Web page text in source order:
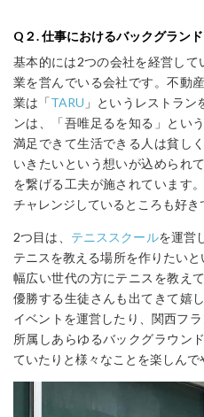
Q ２.仕事におけるバックグラン
基本的には2つの会社を経営して
業を営んでいる会社です。不動
業は「TARU 」というレストラン
ンは、「吾唯足るを知る」とい
満足できて生活できる人は貧し
いきたいという想いが込められ
を繋げる工夫が施されています
チャレンジしているところも好き
2つ目は、 テニススクールを運営
テニスを教える場所を作りたいと
幅広い世代の方にテニスを教え
優勝する生徒さんも出てきて嬉し
イベントを運営したり、関西フ
所属しあらゆるバックグラウン
ていたりと様々なことを楽し んで